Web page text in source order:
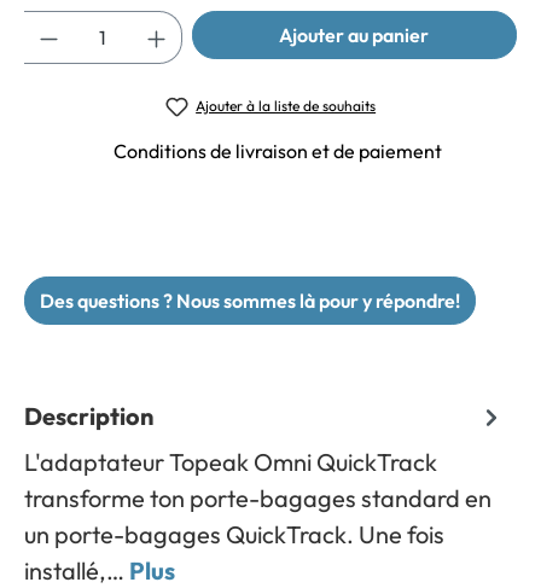
Ajouter au panier
Ajouter à la liste de souhaits
Conditions de livraison et de paiement
Des questions ? Nous sommes là pour y répondre!
Description
L'adaptateur Topeak Omni QuickTrack
transforme ton porte-bagages standard en
un porte-bagages QuickTrack. Une fois
installé,… Plus